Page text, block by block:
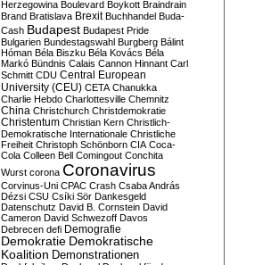
Herzegowina Boulevard Boykott Braindrain
Brand Bratislava Brexit Buchhandel Buda-
Cash Budapest Budapest Pride
Bulgarien Bundestagswahl Burgberg Bálint
Hóman Béla Biszku Béla Kovács Béla
Markó Bündnis Calais Cannon Hinnant Carl
Schmitt CDU Central European
University (CEU) CETA Chanukka
Charlie Hebdo Charlottesville Chemnitz
China Christchurch Christdemokratie
Christentum Christian Kern Christlich-
Demokratische Internationale Christliche
Freiheit Christoph Schönborn CIA Coca-
Cola Colleen Bell Comingout Conchita
Wurst corona Coronavirus
Corvinus-Uni CPAC Crash Csaba András
Dézsi CSU Csíki Sör Dankesgeld
Datenschutz David B. Cornstein David
Cameron David Schwezoff Davos
Debrecen defi Demografie
Demokratie Demokratische
Koalition Demonstrationen